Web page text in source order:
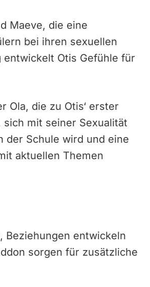
Maeve, die eine
bei ihren sexuellen
entwickelt Otis Gefühle für
Ola, die zu Otis‘ erster
mit seiner Sexualität
der Schule wird und eine
aktuellen Themen
Beziehungen entwickeln
sorgen für zusätzliche